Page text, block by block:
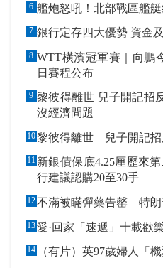
6 艦炮怒吼！北部戰區艦
7 銀行定存四
8 WTT橫濱冠軍賽｜向
日賽程公布
9 黎彼得離世 兒子開記招反擊傳聞 鍾志
沒經濟問題
10黎彼得離世 兒子開記招
11 新銀債保底4.25厘歷來第二高 本月21日開
行建議認購20至30手
12不滿被瞞彈藥告罄 特朗
13
14 （有片）英97歲婦人「